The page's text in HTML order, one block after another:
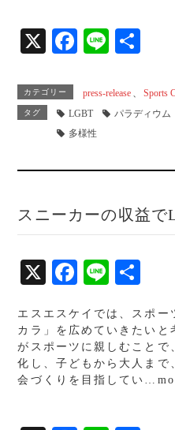
X
Fa
bo
ok
Li
カテゴリー press-release 、 Sports
タグ LGBT パラディウム
多様性
スニーカーの収益で
X
Fa
bo
ok
Li
エスエスケイでは、スポー
カラ」を広めていきたいと
がスポーツに親しむことで
化し、子どもから大人まで
会づくりを目指してい